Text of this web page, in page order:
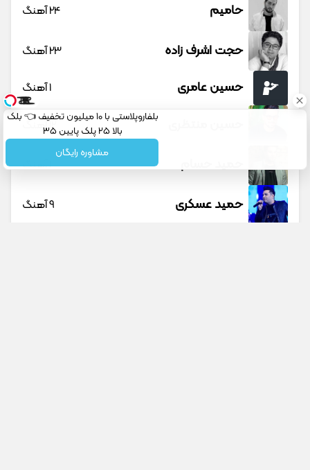
حامیم 24 آهنگ
حجت اشرف زاده 23 آهنگ
حسین عامری 1 آهنگ
12 آهنگ
حمید حسام 1 آهنگ
حمید عسکری 9 آهنگ
بلفاروپلاستی با 10 میلیون تخفیف 👈 بلک
بالا 25 پلک پایین 35
مشاوره رایگان